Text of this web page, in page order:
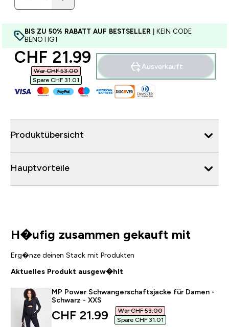
BIS ZU 50% RABATT AUF BESTSELLER | KEIN CODE
BENÖTIGT
discounted price
CHF 21.99‎
War CHF 53.00‎
Spare CHF 31.01‎
Ausverkauft
Produktübersicht
Hauptvorteile
H�ufig zusammen gekauft mit
Erg�nze deinen Stack mit Produkten
Aktuelles Produkt ausgew�hlt
MP Power Schwangerschaftsjacke für Damen -
Schwarz - XXS
discounted price
CHF 21.99‎
War CHF 53.00‎
Spare CHF 31.01‎